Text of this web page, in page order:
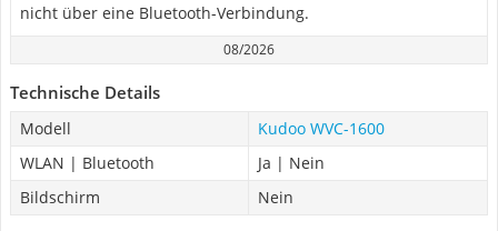
nicht über eine Bluetooth-Verbindung.
08/2026
Technische Details
Modell
Kudoo WVC-1600
WLAN | Bluetooth
Ja | Nein
Bildschirm
Nein